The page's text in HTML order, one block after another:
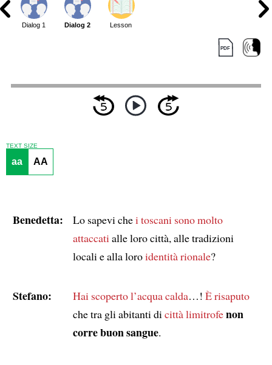
Dialog 1 Dialog 2 Lesson
TEXT SIZE
aa AA
Benedetta: Lo sapevi chei toscani sono molto
attaccati alle loro città, alle tradizioni
locali e alla loroidentità rionale?
Stefano: Hai scoperto l’acqua calda…! È risaputo
che tra gli abitanti di città limitrofenon
corre buon sangue.